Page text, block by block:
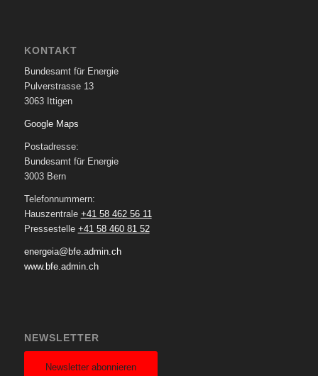
KONTAKT
Bundesamt für Energie
Pulverstrasse 13
3063 Ittigen
Google Maps
Postadresse:
Bundesamt für Energie
3003 Bern
Telefonnummern:
Hauszentrale +41 58 462 56 11
Pressestelle +41 58 460 81 52
energeia@bfe.admin.ch
www.bfe.admin.ch
NEWSLETTER
Newsletter abonnieren